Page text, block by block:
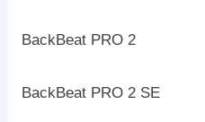
BackBeat PRO 2
BackBeat PRO 2 SE